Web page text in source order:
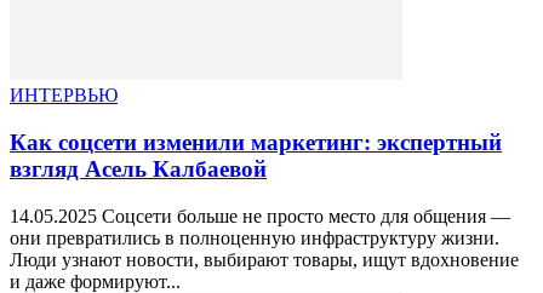
ИНТЕРВЬЮ
Как соцсети изменили маркетинг: экспертный
взгляд Асель Калбаевой
14.05.2025 Соцсети больше не просто место для общения —
они превратились в полноценную инфраструктуру жизни.
Люди узнают новости, выбирают товары, ищут вдохновение
и даже формируют...